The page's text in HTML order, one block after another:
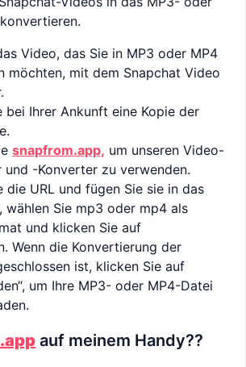
Video, das Sie in MP3 oder MP4
möchten, mit dem Snapchat Video
bei Ihrer Ankunft eine Kopie der
snapfrom.app, um unseren Video-
und -Konverter zu verwenden.
die URL und fügen Sie sie in das
wählen Sie mp3 oder mp4 als
und klicken Sie auf
Wenn die Konvertierung der
ist, klicken Sie auf
um Ihre MP3- oder MP4-Datei
auf meinem Handy??